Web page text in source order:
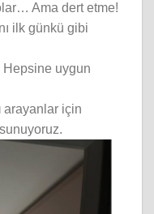
Ama dert etme!
ilk günkü gibi
uygun
arayanlar için